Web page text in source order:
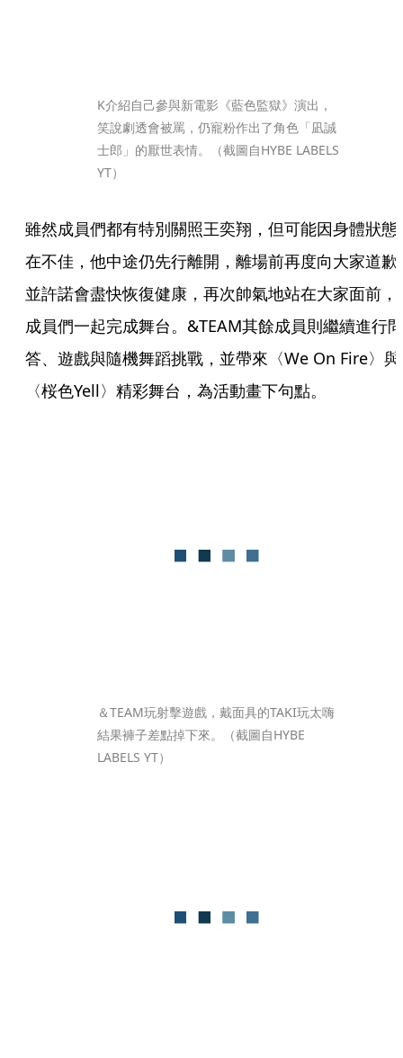
K介紹自己參與新電影《藍色監獄》演出，
笑說劇透會被罵，仍寵粉作出了角色「凪誠
士郎」的厭世表情。（截圖自HYBE LABELS
YT）
雖然成員們都有特別關照王奕翔，但可能因身體狀態
在不佳，他中途仍先行離開，離場前再度向大家道歉
並許諾會盡快恢復健康，再次帥氣地站在大家面前，
成員們一起完成舞台。&TEAM其餘成員則繼續進行問
答、遊戲與隨機舞蹈挑戰，並帶來〈We On Fire〉與
〈桜色Yell〉精彩舞台，為活動畫下句點。
＆TEAM玩射擊遊戲，戴面具的TAKI玩太嗨
結果褲子差點掉下來。（截圖自HYBE
LABELS YT）